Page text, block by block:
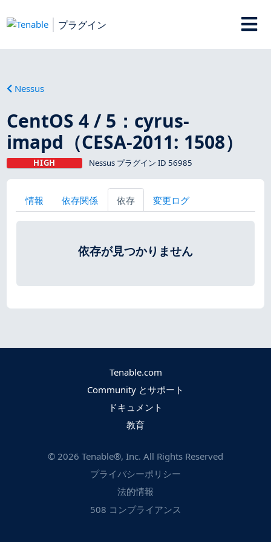
プラグイン
Nessus
CentOS 4 / 5：cyrus-
imapd（CESA-2011: 1508）
HIGH Nessus プラグイン ID 56985
情報 依存関係 依存 変更ログ
依存が見つかりません
Tenable.com
Community とサポート
ドキュメント
教育
© 2026 Tenable®, Inc. All Rights Reserved
プライバシーポリシー
法的情報
508 コンプライアンス